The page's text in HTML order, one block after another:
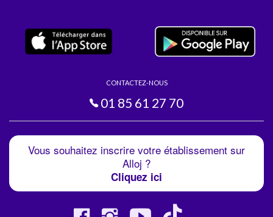
CONTACTEZ-NOUS
01 85 61 27 70
Vous souhaitez inscrire votre établissement sur
Alloj ?
Cliquez ici